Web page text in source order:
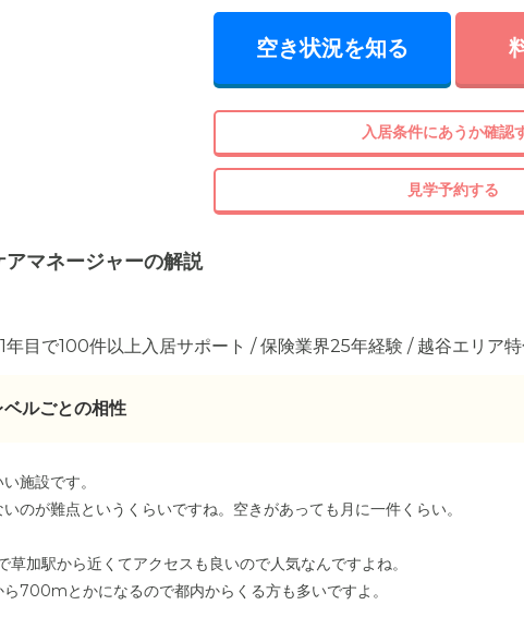
空き状況を知る
入居条件にあうか確認
見学予約する
アマネージャーの解説
年目で100件以上入居サポート / 保険業界25年経験 / 越谷エリア
ベルごとの相性
施設です。
のが難点というくらいですね。空きがあっても月に一件くらい。
草加駅から近くてアクセスも良いので人気なんですよね。
700mとかになるので都内からくる方も多いですよ。